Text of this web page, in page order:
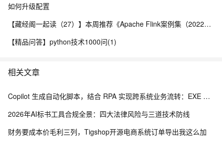
如何升级配置
【藏经阁一起读（27）】本周推荐《Apache Flink案例集（2022版）》，你有哪些心得？
【精品问答】python技术1000问(1)
相关文章
Copilot 生成自动化脚本，结合 RPA 实现跨系统业务流转：EXE 打包与内网离线部署实践
2026年AI标书工具合规全景：四大法律风险与三道技术防线
财务要成本价毛利三列，Tigshop开源电商系统订单导出我这么加